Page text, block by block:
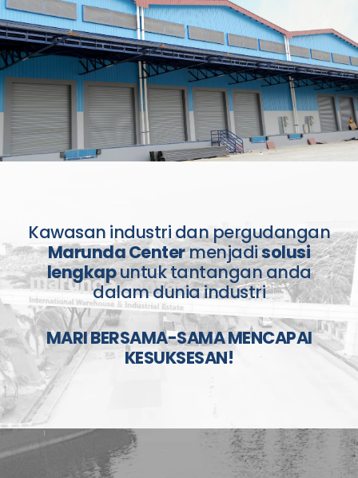
Kawasan industri dan pergudangan
Marunda Centermenjadisolusi
lengkapuntuk tantangan anda
dalam dunia industri
MARI BERSAMA-SAMA MENCAPAI
KESUKSESAN!